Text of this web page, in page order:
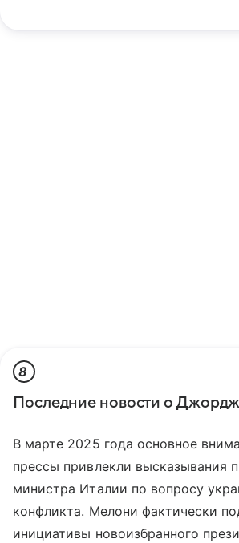
8
Последние новости о
В марте 2025 года основное
прессы привлекли высказывания
министра Италии по вопросу
конфликта. Мелони фактически
инициативы новоизбранного